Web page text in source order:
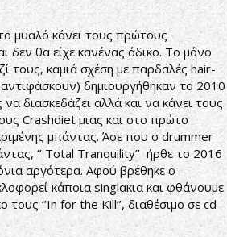
μυαλό κάνει τους πρώτους
θα είχε κανένας άδικο. Το μόνο
τους, καμιά σχέση με παρδαλές hair-
δημιουργήθηκαν το 2010
διασκεδάζει αλλά και να κάνει τους
Crashdiet μιας και στο πρώτο
μπάντας. Άσε που ο drummer
‘’ Total Tranquility’’ ήρθε το 2016
αργότερα. Αφού βρέθηκε ο
κάποια singlακια και φθάνουμε
‘’In for the Kill’’, διαθέσιμο σε cd